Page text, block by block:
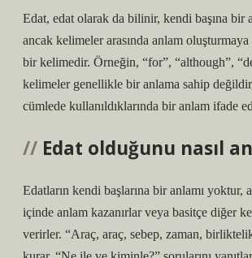
Edat, edat olarak da bilinir, kendi başına bir
ancak kelimeler arasında anlam oluşturmaya
bir kelimedir. Örneğin, “for”, “although”,
kelimeler genellikle bir anlama sahip
cümlede kullanıldıklarında bir anlam ifade
Edat olduğunu nasıl
Edatların kendi başlarına bir anlamı yoktur,
içinde anlam kazanırlar veya basitçe diğer
verirler. “Araç, araç, sebep, zaman,